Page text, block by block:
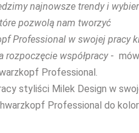
najnowsze trendy i
pozwolą nam tworzyć
Professional w swojej pracy
rozpoczęcie współpracy-
Professional.
styliści Milek Design w
Professional do